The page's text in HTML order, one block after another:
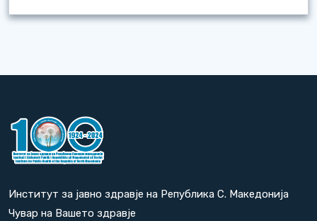
Институт за јавно здравје на Република С. Македонија
Чувар на Вашето здравје